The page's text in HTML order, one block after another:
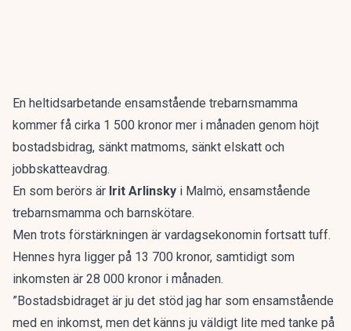
En heltidsarbetande ensamstående trebarnsmamma
kommer få cirka 1 500 kronor mer i månaden genom höjt
bostadsbidrag, sänkt matmoms, sänkt elskatt och
jobbskatteavdrag.
En som berörs är Irit Arlinsky i Malmö, ensamstående
trebarnsmamma och barnskötare.
Men trots förstärkningen är vardagsekonomin fortsatt tuff.
Hennes hyra ligger på 13 700 kronor, samtidigt som
inkomsten är 28 000 kronor i månaden.
”Bostadsbidraget är ju det stöd jag har som ensamstående
med en inkomst, men det känns ju väldigt lite med tanke på